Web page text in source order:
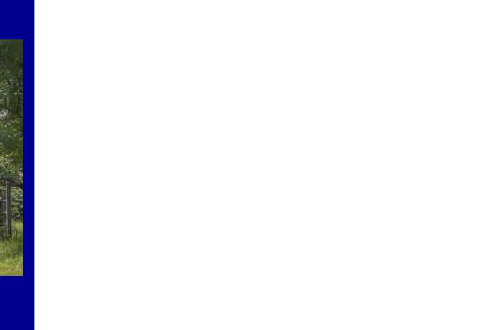
soggetto scientifico : ma si bene quando queste
la raison sans les sens ne pourront donner un bon
bien quand les deux appréciations seront jointes
par-DS.mp4
%C3%A0-bec/